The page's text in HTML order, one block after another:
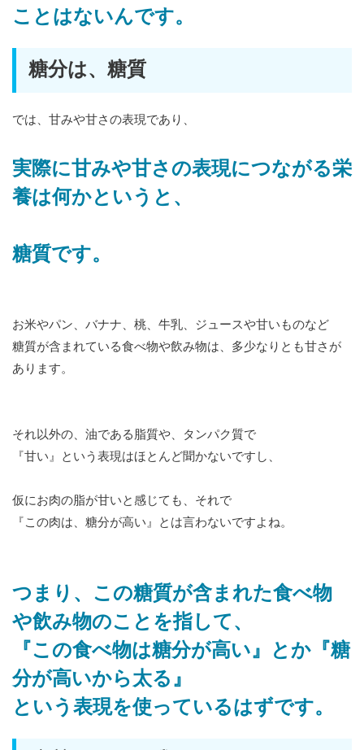
ことはないんです。
糖分は、糖質
では、甘みや甘さの表現であり、
実際に甘みや甘さの表現につながる栄
養は何かというと、
糖質です。
お米やパン、バナナ、桃、牛乳、ジュースや甘いものなど
糖質が含まれている食べ物や飲み物は、多少なりとも甘さが
あります。
それ以外の、油である脂質や、タンパク質で
『甘い』という表現はほとんど聞かないですし、
仮にお肉の脂が甘いと感じても、それで
『この肉は、糖分が高い』とは言わないですよね。
つまり、この糖質が含まれた食べ物
や飲み物のことを指して、
『この食べ物は糖分が高い』とか『糖
分が高いから太る』
という表現を使っているはずです。